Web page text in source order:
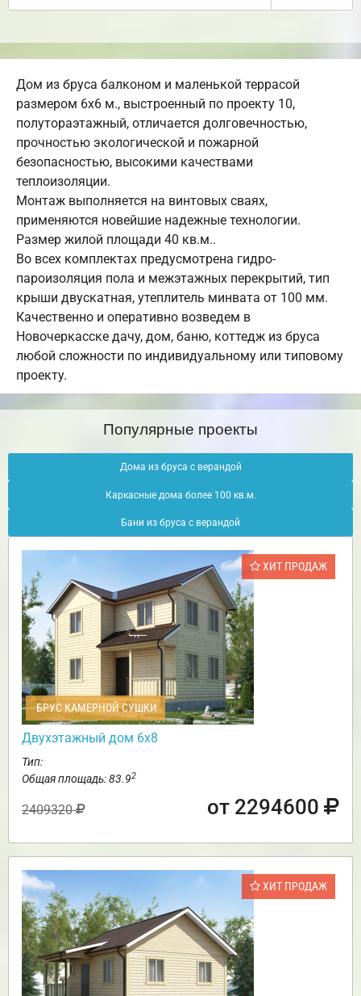
Дом из бруса балконом и маленькой террасой
размером 6х6 м., выстроенный по проекту 10,
полутораэтажный, отличается долговечностью,
прочностью экологической и пожарной
безопасностью, высокими качествами
теплоизоляции.
Монтаж выполняется на винтовых сваях,
применяются новейшие надежные технологии.
Размер жилой площади 40 кв.м..
Во всех комплектах предусмотрена гидро-
пароизоляция пола и межэтажных перекрытий, тип
крыши двускатная, утеплитель минвата от 100 мм.
Качественно и оперативно возведем в
Новочеркасске дачу, дом, баню, коттедж из бруса
любой сложности по индивидуальному или типовому
проекту.
Популярные проекты
Дома из бруса с верандой
Каркасные дома более 100 кв.м.
Бани из бруса с верандой
ХИТ ПРОДАЖ
БРУС КАМЕРНОЙ СУШКИ
Двухэтажный дом 6х8
Тип:
Общая площадь: 83.92
2409320 от 2294600
ХИТ ПРОДАЖ